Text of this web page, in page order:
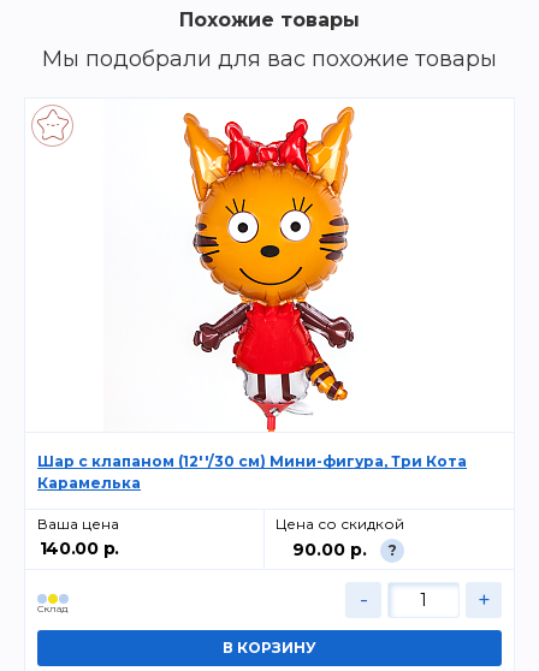
Похожие товары
Мы подобрали для вас похожие товары
Шар с клапаном (12''/30 см) Мини-фигура, Три Кота
Карамелька
Ваша цена
140.00 р.
Цена со скидкой
90.00 р. ?
Cклад - +